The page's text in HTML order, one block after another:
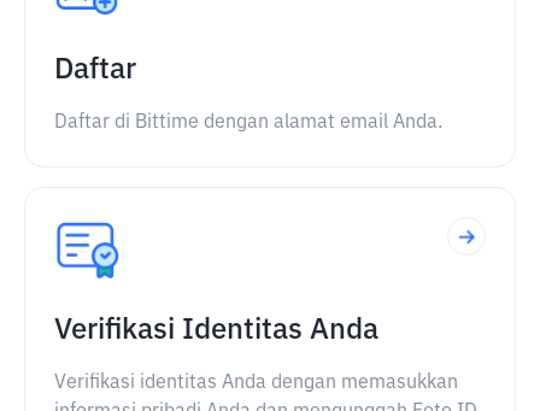
Daftar
Daftar di Bittime dengan alamat email Anda.
Verifikasi Identitas Anda
Verifikasi identitas Anda dengan memasukkan